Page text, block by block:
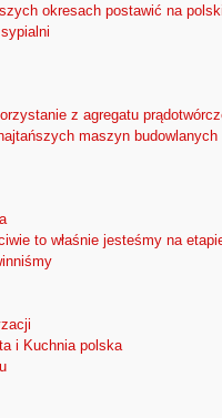
okresach postawić na
z agregatu
maszyn budowlanych
to właśnie jesteśmy na
i Kuchnia polska